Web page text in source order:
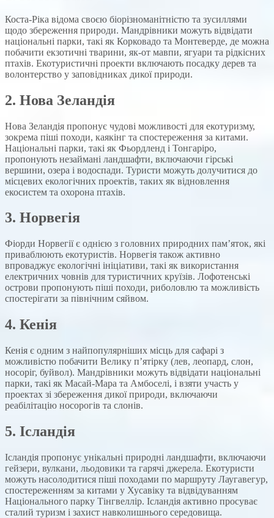
Коста-Ріка відома своєю біорізноманітністю та зусиллями
щодо збереження природи. Мандрівники можуть відвідати
національні парки, такі як Корковадо та Монтеверде, де можна
побачити екзотичні тварини, як-от мавпи, ягуари та рідкісних
птахів. Екотуристичні проекти включають посадку дерев та
волонтерство у заповідниках дикої природи.
2. Нова Зеландія
Нова Зеландія пропонує чудові можливості для екотуризму,
зокрема піші походи, каякінг та спостереження за китами.
Національні парки, такі як Фьордленд і Тонгаріро,
пропонують незаймані ландшафти, включаючи гірські
вершини, озера і водоспади. Туристи можуть долучитися до
місцевих екологічних проектів, таких як відновлення
екосистем та охорона птахів.
3. Норвегія
Фіорди Норвегії є однією з головних природних пам’яток, які
приваблюють екотуристів. Норвегія також активно
впроваджує екологічні ініціативи, такі як використання
електричних човнів для туристичних круїзів. Лофотенські
острови пропонують піші походи, риболовлю та можливість
спостерігати за північним сяйвом.
4. Кенія
Кенія є одним з найпопулярніших місць для сафарі з
можливістю побачити Велику п’ятірку (лев, леопард, слон,
носоріг, буйвол). Мандрівники можуть відвідати національні
парки, такі як Масай-Мара та Амбоселі, і взяти участь у
проектах зі збереження дикої природи, включаючи
реабілітацію носорогів та слонів.
5. Ісландія
Ісландія пропонує унікальні природні ландшафти, включаючи
гейзери, вулкани, льодовики та гарячі джерела. Екотуристи
можуть насолодитися піші походами по маршруту Лаугавегур,
спостереженням за китами у Хусавіку та відвідуванням
Національного парку Тінгвеллір. Ісландія активно просуває
сталий туризм і захист навколишнього середовища.